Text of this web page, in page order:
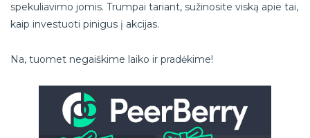
spekuliavimo jomis. Trumpai tariant, sužinosite viską apie tai,
kaip investuoti pinigus į akcijas.
Na, tuomet negaiškime laiko ir pradėkime!